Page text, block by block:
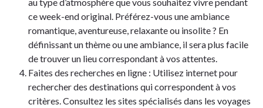
ce week-end original. Préférez-vous une ambiance
romantique, aventureuse, relaxante ou insolite ? En
définissant un thème ou une ambiance, il sera plus facile
de trouver un lieu correspondant à vos attentes.
Faites des recherches en ligne : Utilisez internet pour
rechercher des destinations qui correspondent à vos
critères. Consultez les sites spécialisés dans les voyages